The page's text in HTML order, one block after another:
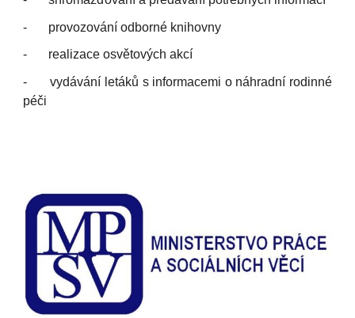
- provozování odborné knihovny
- realizace osvětových akcí
-
vydávání letáků s informacemi o náhradní rodinné
péči